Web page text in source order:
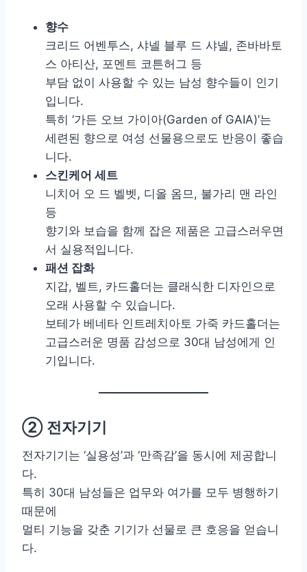
향수
크리드 어벤투스, 샤넬 블루 드 샤넬, 존바바토
스 아티산, 포멘트 코튼허그 등
부담 없이 사용할 수 있는 남성 향수들이 인기
입니다.
특히 ‘가든 오브 가이아(Garden of GAIA)’는
세련된 향으로 여성 선물용으로도 반응이 좋습
니다.
스킨케어 세트
니치어 오 드 벨벳, 디올 옴므, 불가리 맨 라인
등
향기와 보습을 함께 잡은 제품은 고급스러우면
서 실용적입니다.
패션 잡화
지갑, 벨트, 카드홀더는 클래식한 디자인으로
오래 사용할 수 있습니다.
보테가 베네타 인트레치아토 가죽 카드홀더는
고급스러운 명품 감성으로 30대 남성에게 인
기입니다.
② 전자기기
전자기기는 ‘실용성’과 ‘만족감’을 동시에 제공합니
다.
특히 30대 남성들은 업무와 여가를 모두 병행하기
때문에
멀티 기능을 갖춘 기기가 선물로 큰 호응을 얻습니
다.